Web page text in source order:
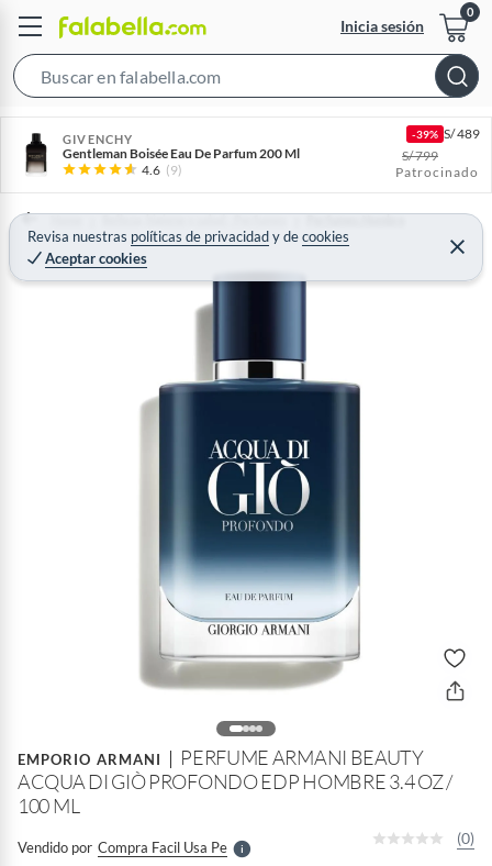
Inicia sesión
h
B
a
GIVENCHY
Gentleman Boisée Eau De Parfum 200 Ml
4.6 (9)
-39% S/489
S/799
Patrocinado
Revisa nuestras políticas de privacidadydecookies
Aceptar cookies
C
e
r
Home Belleza, higiene y salud - Perfumes Perfumes Hombre
EMPORIO ARMANI
PERFUME ARMANI BEAUTY
ACQUA DI GIÒ PROFONDO EDP HOMBRE 3.4 OZ /
100 ML
Vendido por Compra Facil Usa PeS
e
r
n
o
(0)